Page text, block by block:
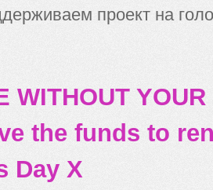
проект на
WITHOUT
the funds to
Day X